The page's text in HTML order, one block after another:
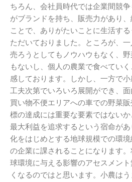
ちろん、会社員時代では企業間競
がブランドを持ち、販売力があり
ことで、ありがたいことに生活す
ただいておりました。ところが、一
売ろうとしてもノウハウもなく、
もないし、個人の農業で食べてい
感しております。しかし、一方で
工夫次第でいろいろ展開ができ、
買い物不便エリアへの車での野菜
標の達成には重要な要素ではない
最大利益を追求するという宿命が
化をはじめとする地球規模での環
の企業に課されることになります
球環境に与える影響のアセスメン
くなるのではと思います。小農は